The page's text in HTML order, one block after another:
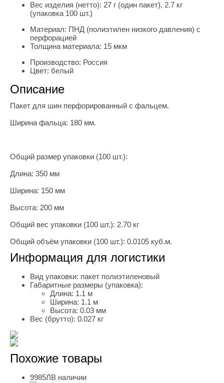
Вес изделия (нетто): 27 г (один пакет), 2.7 кг
(упаковка 100 шт.)
Материал: ПНД (полиэтилен низкого давления) с
перфорацией
Толщина материала: 15 мкм
Производство: Россия
Цвет: белый
Описание
Пакет для шин перфорированный с фальцем.
Ширина фальца: 180 мм.
Общий размер упаковки (100 шт.):
Длина: 350 мм
Ширина: 150 мм
Высота: 200 мм
Общий вес упаковки (100 шт.): 2.70 кг
Общий объём упаковки (100 шт.): 0.0105 куб.м.
Информация для логистики
Вид упаковки: пакет полиэтиленовый
Габаритные размеры (упаковка):
Длина: 1.1 м
Ширина: 1.1 м
Высота: 0.03 мм
Вес (брутто): 0.027 кг
Похожие товары
9985ЛВ наличии